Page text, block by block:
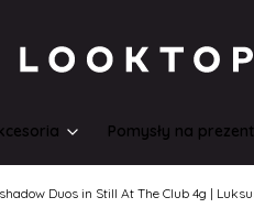
Pomysły na
Duos in Still At The Club 4g |